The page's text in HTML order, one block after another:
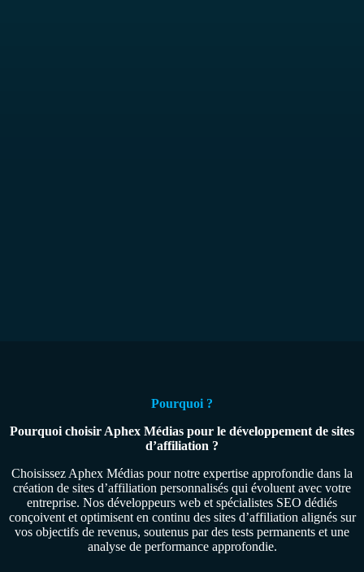
Pourquoi ?
Pourquoi choisir Aphex Médias pour le développement de sites
d’affiliation ?
Choisissez Aphex Médias pour notre expertise approfondie dans la
création de sites d’affiliation personnalisés qui évoluent avec votre
entreprise. Nos développeurs web et spécialistes SEO dédiés
conçoivent et optimisent en continu des sites d’affiliation alignés sur
vos objectifs de revenus, soutenus par des tests permanents et une
analyse de performance approfondie.